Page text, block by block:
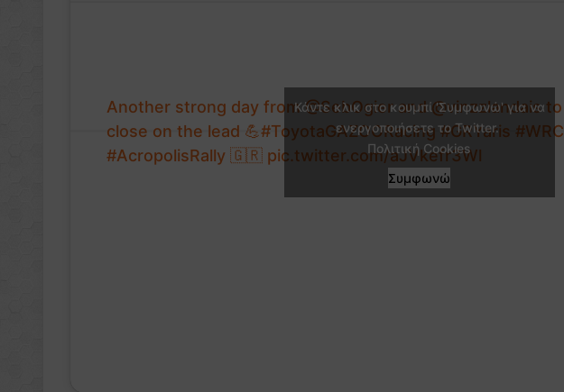
Another strong day from@SebOgierand@vinzzlandaisto
close on the lead 💪#ToyotaGAZOORacing #GRYaris #WRC
#AcropolisRally 🇬🇷 pic.twitter.com/aJVkefr3Wl
Κάντε κλικ στο κουμπί 'Συμφωνώ' για να
ενεργοποιήσετε το Twitter.
Πολιτική Cookies
Συμφωνώ